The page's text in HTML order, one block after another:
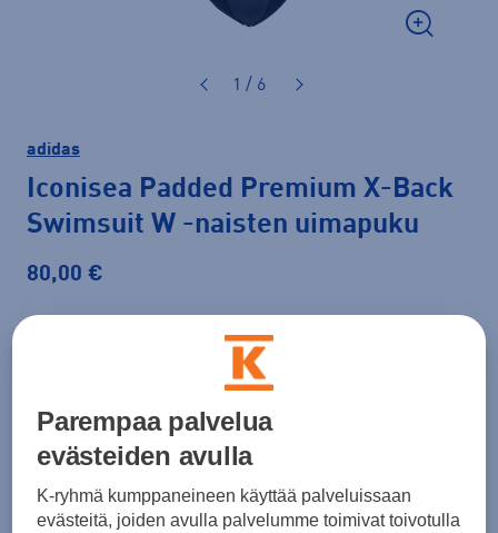
1 / 6
adidas
Iconisea Padded Premium X-Back
Swimsuit W -naisten uimapuku
80,00 €
48
Parempaa palvelua
evästeiden avulla
K-ryhmä kumppaneineen käyttää palveluissaan
evästeitä, joiden avulla palvelumme toimivat toivotulla